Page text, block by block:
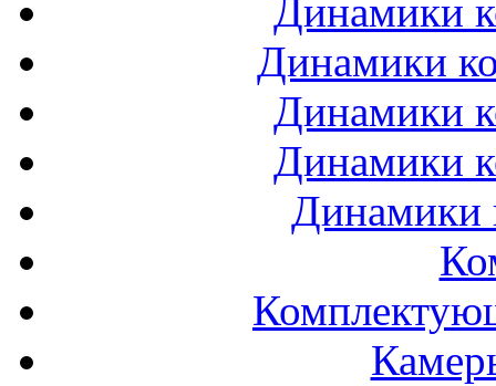
Динамики
Динамики
Динамики
Динамики
Динамики